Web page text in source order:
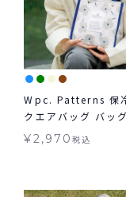
Wpc. Patterns 保
クエアバッグ バッ
対象
¥2,970税込